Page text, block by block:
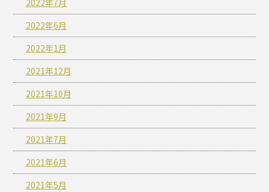
2022年7月
2022年6月
2022年1月
2021年12月
2021年10月
2021年9月
2021年7月
2021年6月
2021年5月